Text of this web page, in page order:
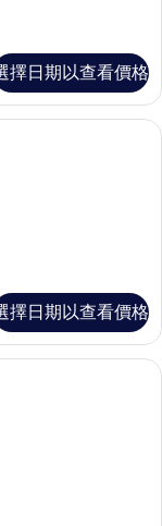
擇日期以查看價格
桌、遮光布/窗簾、免費
擇日期以查看價格
桌、遮光布/窗簾、免費